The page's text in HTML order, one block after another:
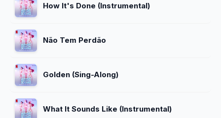
How It's Done (Instrumental)
Não Tem Perdão
Golden (Sing-Along)
What It Sounds Like (Instrumental)